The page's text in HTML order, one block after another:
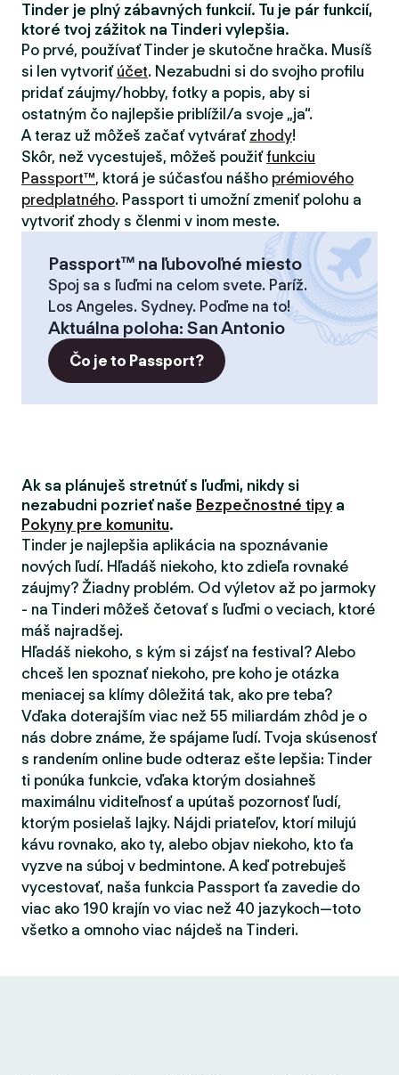
Tinder je plný zábavných funkcií. Tu je pár funkcií,
ktoré tvoj zážitok na Tinderi vylepšia.
Po prvé, používať Tinder je skutočne hračka. Musíš
si len vytvoriť účet. Nezabudni si do svojho profilu
pridať záujmy/hobby, fotky a popis, aby si
ostatným čo najlepšie priblížil/a svoje „ja“.
A teraz už môžeš začať vytvárať zhody!
Skôr, než vycestuješ, môžeš použiťfunkciu
Passport™, ktorá je súčasťou nášho prémiového
predplatného. Passport ti umožní zmeniť polohu a
vytvoriť zhody s členmi v inom meste.
Passport™ na ľubovoľné miesto
Spoj sa s ľuďmi na celom svete. Paríž.
Los Angeles. Sydney. Poďme na to!
Aktuálna poloha: San Antonio
Čo je to Passport?
Ak sa plánuješ stretnúť s ľuďmi, nikdy si
nezabudni pozrieť naše Bezpečnostné tipy a
Pokyny pre komunitu.
Tinder je najlepšia aplikácia na spoznávanie
nových ľudí. Hľadáš niekoho, kto zdieľa rovnaké
záujmy? Žiadny problém. Od výletov až po jarmoky
- na Tinderi môžeš četovať s ľuďmi o veciach, ktoré
máš najradšej.
Hľadáš niekoho, s kým si zájsť na festival? Alebo
chceš len spoznať niekoho, pre koho je otázka
meniacej sa klímy dôležitá tak, ako pre teba?
Vďaka doterajším viac než 55 miliardám zhôd je o
nás dobre známe, že spájame ľudí. Tvoja skúsenosť
s randením online bude odteraz ešte lepšia: Tinder
ti ponúka funkcie, vďaka ktorým dosiahneš
maximálnu viditeľnosť a upútaš pozornosť ľudí,
ktorým posielaš lajky. Nájdi priateľov, ktorí milujú
kávu rovnako, ako ty, alebo objav niekoho, kto ťa
vyzve na súboj v bedmintone. A keď potrebuješ
vycestovať, naša funkcia Passport ťa zavedie do
viac ako 190 krajín vo viac než 40 jazykoch—toto
všetko a omnoho viac nájdeš na Tinderi.